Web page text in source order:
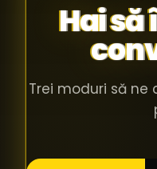
Hai să
Trei moduri să ne